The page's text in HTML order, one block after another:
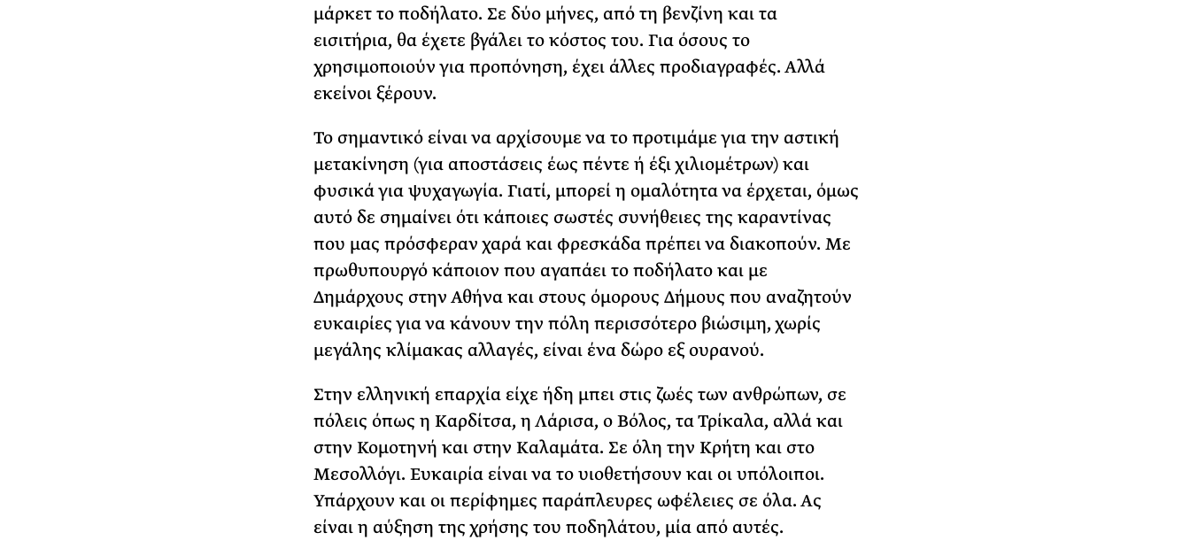
μάρκετ το ποδήλατο. Σε δύο μήνες, από τη βενζίνη και τα
εισιτήρια, θα έχετε βγάλει το κόστος του. Για όσους το
χρησιμοποιούν για προπόνηση, έχει άλλες προδιαγραφές. Αλλά
εκείνοι ξέρουν.
Το σημαντικό είναι να αρχίσουμε να το προτιμάμε για την αστική
μετακίνηση (για αποστάσεις έως πέντε ή έξι χιλιομέτρων) και
φυσικά για ψυχαγωγία. Γιατί, μπορεί η ομαλότητα να έρχεται, όμως
αυτό δε σημαίνει ότι κάποιες σωστές συνήθειες της καραντίνας
που μας πρόσφεραν χαρά και φρεσκάδα πρέπει να διακοπούν. Με
πρωθυπουργό κάποιον που αγαπάει το ποδήλατο και με
Δημάρχους στην Αθήνα και στους όμορους Δήμους που αναζητούν
ευκαιρίες για να κάνουν την πόλη περισσότερο βιώσιμη, χωρίς
μεγάλης κλίμακας αλλαγές, είναι ένα δώρο εξ ουρανού.
Στην ελληνική επαρχία είχε ήδη μπει στις ζωές των ανθρώπων, σε
πόλεις όπως η Καρδίτσα, η Λάρισα, ο Βόλος, τα Τρίκαλα, αλλά και
στην Κομοτηνή και στην Καλαμάτα. Σε όλη την Κρήτη και στο
Μεσολλόγι. Ευκαιρία είναι να το υιοθετήσουν και οι υπόλοιποι.
Υπάρχουν και οι περίφημες παράπλευρες ωφέλειες σε όλα. Ας
είναι η αύξηση της χρήσης του ποδηλάτου, μία από αυτές.